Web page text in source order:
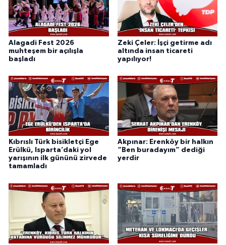
Alagadi Fest 2026
muhteşem bir açılışla
başladı
Zeki Çeler: İşçi getirme adı
altında insan ticareti
yapılıyor!
Kıbrıslı Türk bisikletçi Ege
Erülkü, Isparta’daki yol
yarışının ilk gününü zirvede
tamamladı
Akpınar: Erenköy bir halkın
“Ben buradayım” dediği
yerdir